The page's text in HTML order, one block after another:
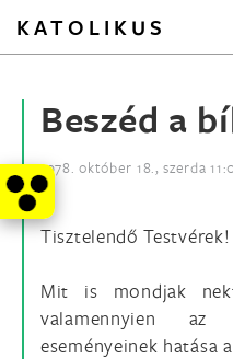
KATOLIKUS
Beszéd a
1978. október 18., szerda
Tisztelendő Testvérek!
Mit is mondjak
valamennyien
eseményeinek hatása